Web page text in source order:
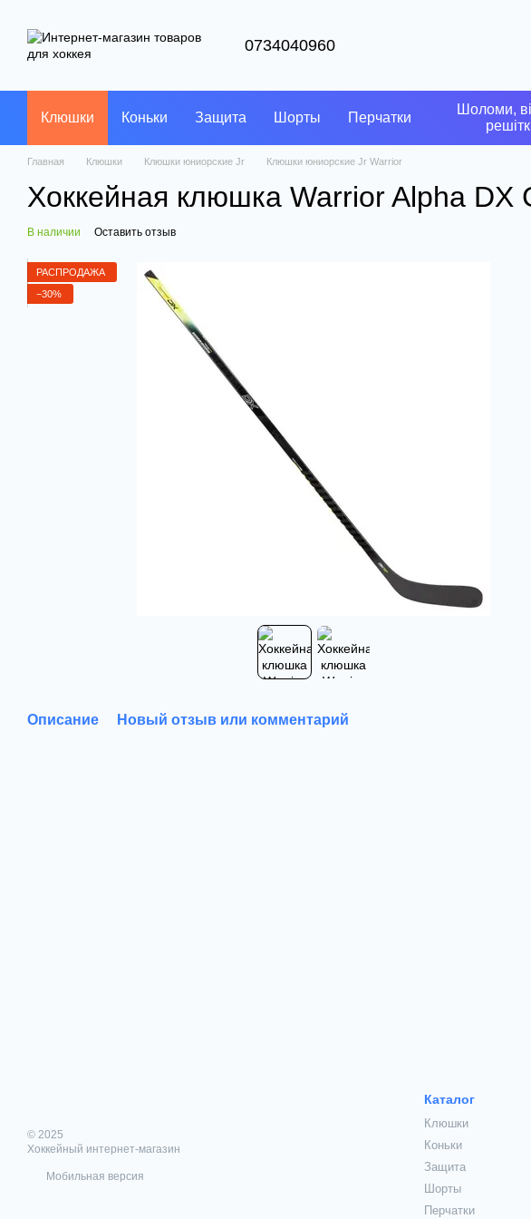
0734040960
Клюшки Коньки Защита Шорты Перчатки
Шоломи,
Главная Клюшки Клюшки юниорские Jr Клюшки юниорские Jr Warrior
Хоккейная клюшка Warrior Alpha DX
В наличии Оставить отзыв
РАСПРОДАЖА
−30%
Описание Новый отзыв или комментарий
© 2025
Хоккейный интернет-магазин
Мобильная версия
Каталог
Клюшки
Коньки
Защита
Шорты
Перчатки